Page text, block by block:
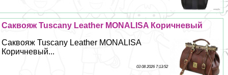
Саквояж Tuscany Leather MONALISA Коричневый
Саквояж Tuscany Leather MONALISA
Коричневый...
03 08 2026 7:13:52